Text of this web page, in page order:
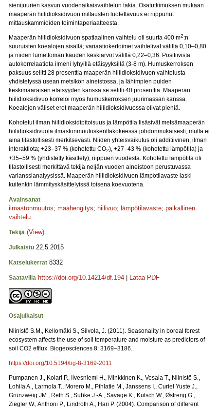
sienijuurien kasvun vuodenaikaisvaihtelun takia. Osatutkimuksen mukaan
maaperän hiilidioksidivuon mittausten luotettavuus ei riippunut
mittauskammioiden toimintaperiaatteesta.
Maaperän hiilidioksidivuon spatiaalinen vaihtelu oli suurta 400 m2:n
suuruisten koealojen sisällä; variaatiokertoimet vaihtelivat välillä 0,10–0,80
ja niiden lumettoman kauden keskiarvot välillä 0,22–0,36. Positiivista
autokorrelaatiota ilmeni lyhyillä etäisyyksillä (3-8 m). Humuskerroksen
paksuus selitti 28 prosenttia maaperän hiilidioksidivuon vaihtelusta
yhdistetyssä usean metsikön aineistossa, ja lähimpien puiden
keskimääräisen etäisyyden kanssa se selitti 40 prosenttia. Maaperän
hiilidioksidivuo korreloi myös humuskerroksen juurimassan kanssa.
Koealojen väliset erot maaperän hiilidioksidivuossa olivat pieniä.
Kohotetut ilman hiilidioksidipitoisuus ja lämpötila lisäsivät metsämaaperän
hiilidioksidivuota ilmastonmuutoskenttäkokeessa johdonmukaisesti, mutta ei
aina tilastollisesti merkitsevästi. Niiden yhteisvaikutus oli additiivinen, ilman
interaktiota; +23–37 % (kohotettu CO2), +27–43 % (kohotettu lämpötila) ja
+35–59 % (yhdistetty käsittely), riippuen vuodesta. Kohotettu lämpötila oli
tilastollisesti merkittävä tekijä neljän vuoden aineistoon perustuvassa
varianssianalyysissä. Maaperän hiilidioksidivuon lämpötilavaste laski
kuitenkin lämmityskäsittelyissä toisena koevuotena.
Avainsanat
ilmastonmuutos; maahengitys; hiilivuo; lämpötilavaste; paikallinen
vaihtelu
Tekijä (View)
Julkaistu 22.5.2015
Katselukerrat 8332
Saatavilla https://doi.org/10.14214/df.194 Lataa PDF
Osajulkaisut
Niinistö S.M., Kellomäki S., Silvola, J. (2011). Seasonality in boreal forest
ecosystem affects the use of soil temperature and moisture as predictors of
soil CO2 efflux. Biogeosciences 8: 3169–3186.
https://doi.org/10.5194/bg-8-3169-2011
Pumpanen J., Kolari P., Ilvesniemi H., Minkkinen K., Vesala T., Niinistö S.,
Lohila A., Larmola T., Morero M., Pihlatie M., Janssens I., Curiel Yuste J.,
Grünzweig JM., Reth S., Subke J.-A., Savage K., Kutsch W., Østreng G.,
Ziegler W., Anthoni P., Lindroth A., Hari P. (2004). Comparison of different